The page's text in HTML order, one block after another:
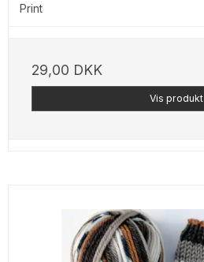
Print
29,00 DKK
Vis produkt